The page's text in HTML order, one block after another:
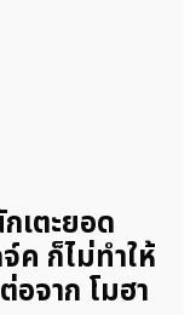
เตะยอด
ค ก็ไม่ทำให้
จาก โมฮา